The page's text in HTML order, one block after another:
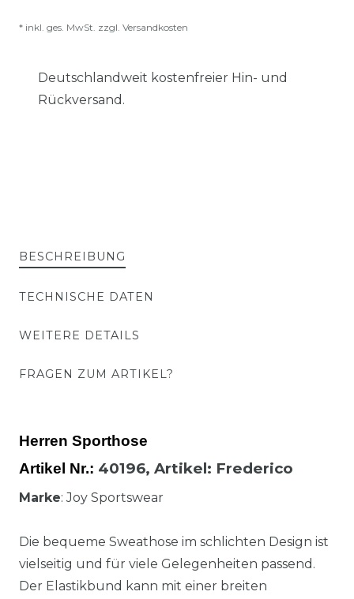
* inkl. ges. MwSt. zzgl. Versandkosten
Deutschlandweit kostenfreier Hin- und
Rückversand.
BESCHREIBUNG
TECHNISCHE DATEN
WEITERE DETAILS
FRAGEN ZUM ARTIKEL?
Herren Sporthose
Artikel Nr.: 40196, Artikel: Frederico
Marke: Joy Sportswear
Die bequeme Sweathose im schlichten Design ist
vielseitig und für viele Gelegenheiten passend.
Der Elastikbund kann mit einer breiten